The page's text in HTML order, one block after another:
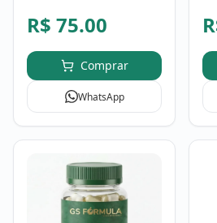
Fórmula. Fórmula
conforme orientação
profissional.
R$ 75.00
Comprar
WhatsApp